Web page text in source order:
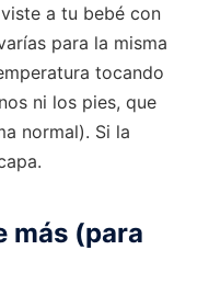
a tu bebé con
para la misma
tocando
ni los pies, que
normal). Si la
más (para